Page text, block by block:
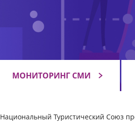
МОНИТОРИНГ СМИ
Национальный Туристический Союз